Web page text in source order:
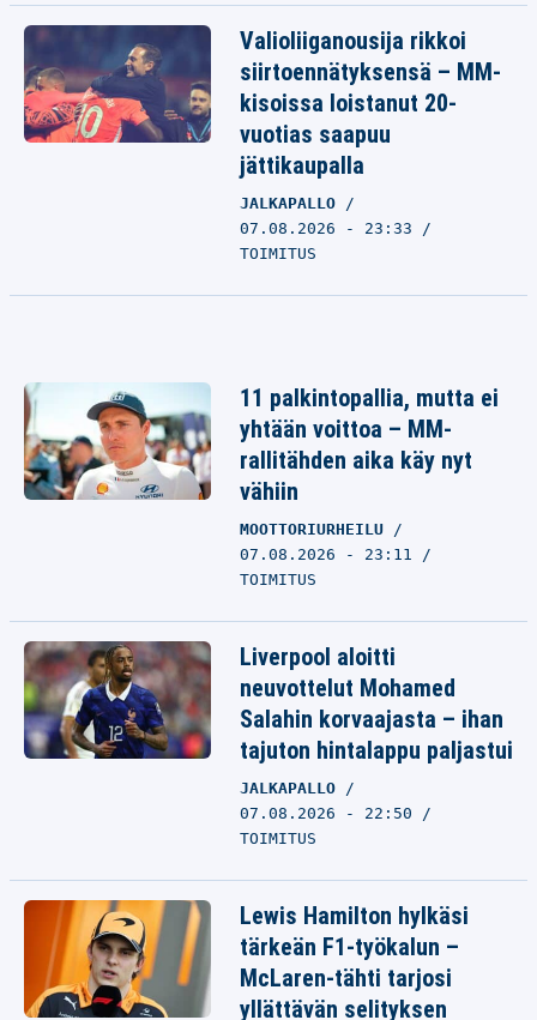
Valioliiganousija rikkoi
siirtoennätyksensä – MM-
kisoissa loistanut 20-
vuotias saapuu
jättikaupalla
JALKAPALLO
07.08.2026 - 23:33
TOIMITUS
11 palkintopallia, mutta ei
yhtään voittoa – MM-
rallitähden aika käy nyt
vähiin
MOOTTORIURHEILU
07.08.2026 - 23:11
TOIMITUS
Liverpool aloitti
neuvottelut Mohamed
Salahin korvaajasta – ihan
tajuton hintalappu paljastui
JALKAPALLO
07.08.2026 - 22:50
TOIMITUS
Lewis Hamilton hylkäsi
tärkeän F1-työkalun –
McLaren-tähti tarjosi
yllättävän selityksen